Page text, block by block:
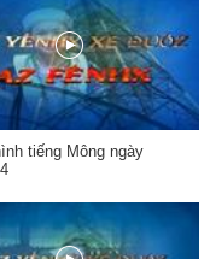
tiếng Mông ngày